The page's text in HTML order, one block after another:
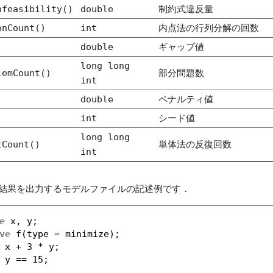
double 制約式違反量
int 内点法の行列分解の回数
double ギャップ値
long long
int
部分問題数
double ペナルティ値
int シード値
long long
int
単体法の反復回数
を出力するモデルファイルの記述例です．
x, y;
f(type = minimize);
+ 3 * y;
== 15;